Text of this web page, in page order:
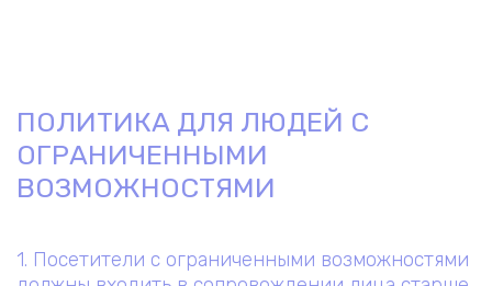
ПОЛИТИКА ДЛЯ ЛЮДЕЙ С
ОГРАНИЧЕННЫМИ
ВОЗМОЖНОСТЯМИ
1. Посетители с ограниченными возможностями